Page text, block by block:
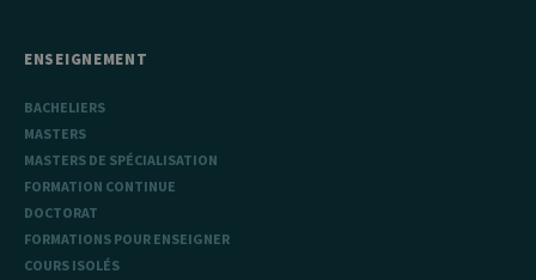
ENSEIGNEMENT
BACHELIERS
MASTERS
MASTERS DE SPÉCIALISATION
FORMATION CONTINUE
DOCTORAT
FORMATIONS POUR ENSEIGNER
COURS ISOLÉS